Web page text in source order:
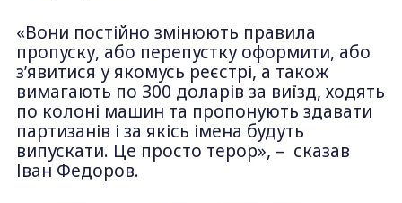
«Вони постійно змінюють правила
пропуску, або перепустку оформити, або
з’явитися у якомусь реєстрі, а також
вимагають по 300 доларів за виїзд, ходять
по колоні машин та пропонують здавати
партизанів і за якісь імена будуть
випускати. Це просто терор», – сказав
Іван Федоров.